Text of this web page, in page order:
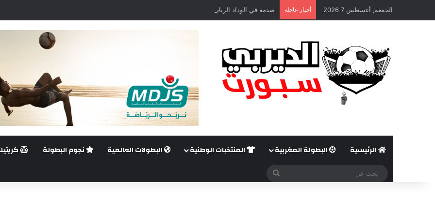
الجمعة, أغسطس 7 2026 أخبار عاجلة صدمة في الوداد الرياضي.. غيليرمي فيريرا يقترب من الجراحة بعد قطع في الرباط الصليبي
الرئيسية البطولة المغربية المنتخبات الوطنية البطولات العالمية نجوم البطولة